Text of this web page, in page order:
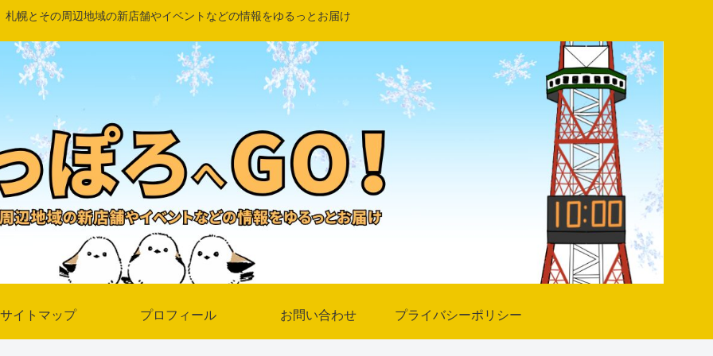
札幌とその周辺地域の新店舗やイベントなどの情報をゆるっとお届け
サイトマップ プロフィール お問い合わせ プライバシーポリシー